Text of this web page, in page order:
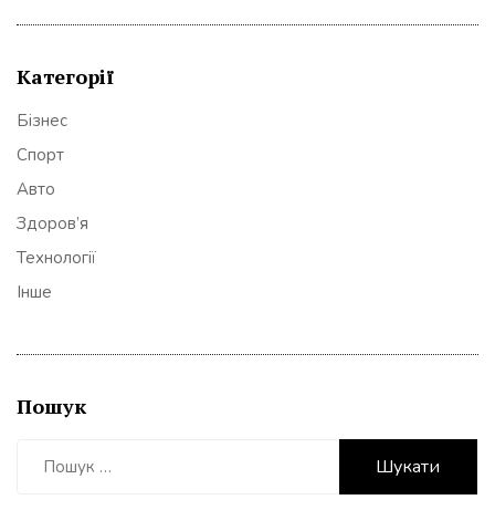
Категорії
Бізнес
Спорт
Авто
Здоров’я
Технології
Інше
Пошук